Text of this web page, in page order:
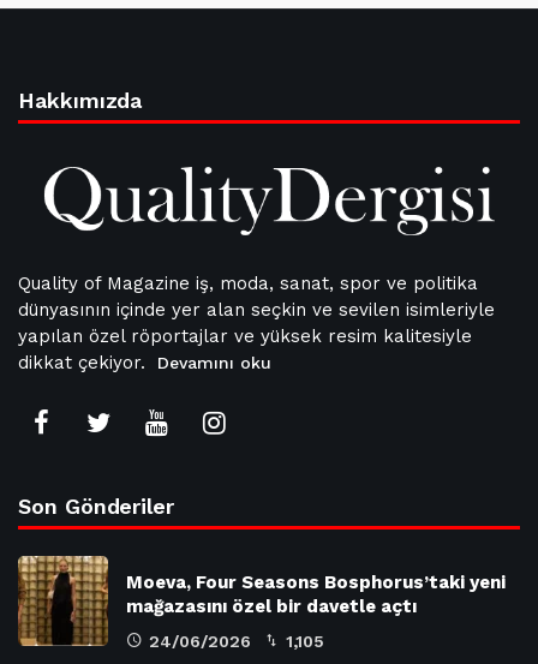
Hakkımızda
Quality of Magazine iş, moda, sanat, spor ve politika
dünyasının içinde yer alan seçkin ve sevilen isimleriyle
yapılan özel röportajlar ve yüksek resim kalitesiyle
dikkat çekiyor.
Devamını oku
Son Gönderiler
Moeva, Four Seasons Bosphorus’taki yeni
mağazasını özel bir davetle açtı
24/06/2026 1,105